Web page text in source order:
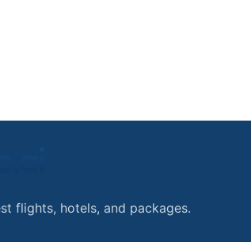
flights, hotels, and packages.